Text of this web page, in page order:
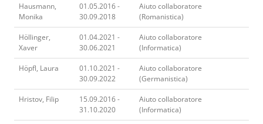
Hausmann,
Monika
01.05.2016 -
30.09.2018
Aiuto collaboratore
(Romanistica)
Höllinger,
Xaver
01.04.2021 -
30.06.2021
Aiuto collaboratore
(Informatica)
Höpfl, Laura
01.10.2021 -
30.09.2022
Aiuto collaboratore
(Germanistica)
Hristov, Filip
15.09.2016 -
31.10.2020
Aiuto collaboratore
(Informatica)